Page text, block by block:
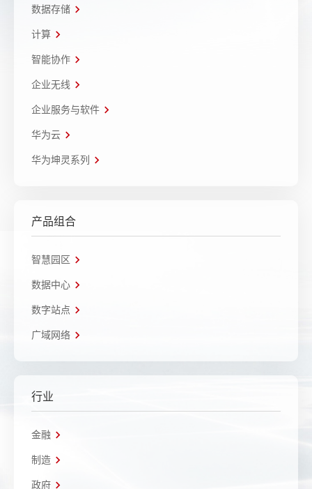
数据存储
计算
智能协作
企业无线
企业服务与软件
华为云
华为坤灵系列
产品组合
智慧园区
数据中心
数字站点
广域网络
行业
金融
制造
政府